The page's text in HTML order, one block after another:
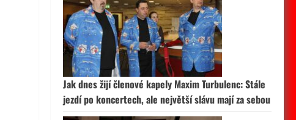
Jak dnes žijí členové kapely Maxim Turbulenc: Stále
jezdí po koncertech, ale největší slávu mají za sebou